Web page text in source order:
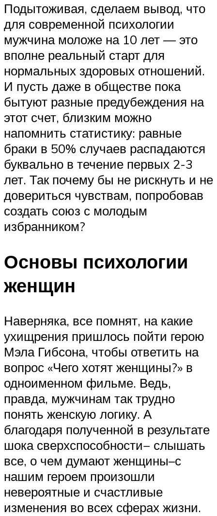
Подытоживая, сделаем вывод, что
для современной психологии
мужчина моложе на 10 лет — это
вполне реальный старт для
нормальных здоровых отношений.
И пусть даже в обществе пока
бытуют разные предубеждения на
этот счет, близким можно
напомнить статистику: равные
браки в 50% случаев распадаются
буквально в течение первых 2-3
лет. Так почему бы не рискнуть и не
довериться чувствам, попробовав
создать союз с молодым
избранником?
Основы психологии
женщин
Наверняка, все помнят, на какие
ухищрения пришлось пойти герою
Мэла Гибсона, чтобы ответить на
вопрос «Чего хотят женщины?» в
одноименном фильме. Ведь,
правда, мужчинам так трудно
понять женскую логику. А
благодаря полученной в результате
шока сверхспособности− слышать
все, о чем думают женщины–с
нашим героем произошли
невероятные и счастливые
изменения во всех сферах жизни.